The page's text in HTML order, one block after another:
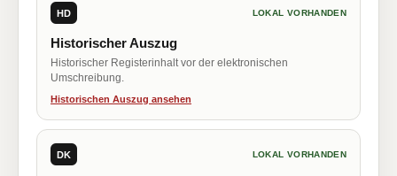
HD LOKAL VORHANDEN
Historischer Auszug
Historischer Registerinhalt vor der elektronischen
Umschreibung.
Historischen Auszug ansehen
DK LOKAL VORHANDEN